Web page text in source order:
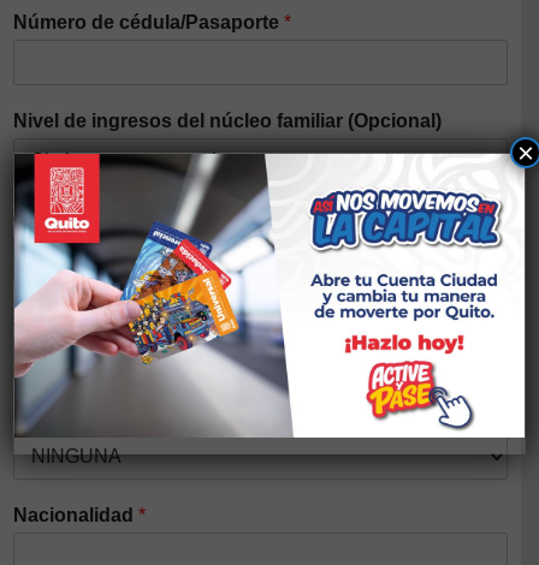
Número de cédula/Pasaporte *
Nivel de ingresos del núcleo familiar (Opcional)
Género*
Auto identificación étnica*
Discapacidad
Nacionalidad *
×